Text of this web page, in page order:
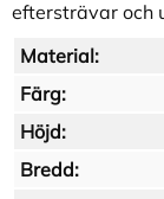
eftersträvar och
Material:
Färg:
Höjd:
Bredd: